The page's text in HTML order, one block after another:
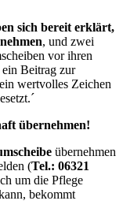
sich bereit erklärt,
, und zwei
vor ihren
Beitrag zur
wertvolles Zeichen
übernehmen!
übernehmen
(Tel.: 06321
um die Pflege
bekommt